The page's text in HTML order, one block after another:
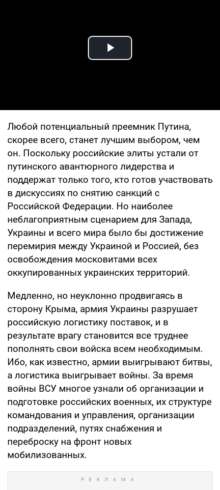
Play Video
Любой потенциальный преемник Путина,
скорее всего, станет лучшим выбором, чем
он. Поскольку российские элиты устали от
путинского авантюрного лидерства и
поддержат только того, кто готов участвовать
в дискуссиях по снятию санкций с
Российской Федерации. Но наиболее
неблагоприятным сценарием для Запада,
Украины и всего мира было бы достижение
перемирия между Украиной и Россией, без
освобождения московитами всех
оккупированных украинских территорий.
Медленно, но неуклонно продвигаясь в
сторону Крыма, армия Украины разрушает
российскую логистику поставок, и в
результате врагу становится все труднее
пополнять свои войска всем необходимым.
Ибо, как известно, армии выигрывают битвы,
а логистика выигрывает войны. За время
войны ВСУ многое узнали об организации и
подготовке российских военных, их структуре
командования и управления, организации
подразделений, путях снабжения и
переброску на фронт новых
мобилизованных.